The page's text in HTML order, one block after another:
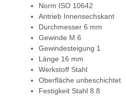
Norm ISO 10642
Antrieb Innensechskant
Durchmesser 6 mm
Gewinde M 6
Gewindesteigung 1
Länge 16 mm
Werkstoff Stahl
Oberfläche unbeschichtet
Festigkeit Stahl 8.8